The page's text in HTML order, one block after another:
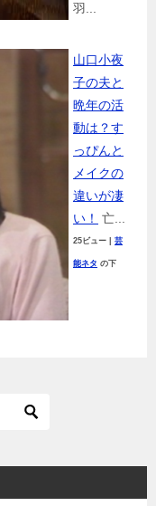
羽...
山口小夜
子の夫と
晩年の活
動は？す
っぴんと
メイクの
違いが凄
い！
亡...
25ビュー 芸
能ネタ の下